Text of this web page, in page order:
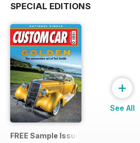
SPECIAL EDITIONS
FREE Sample Issue
+
See All